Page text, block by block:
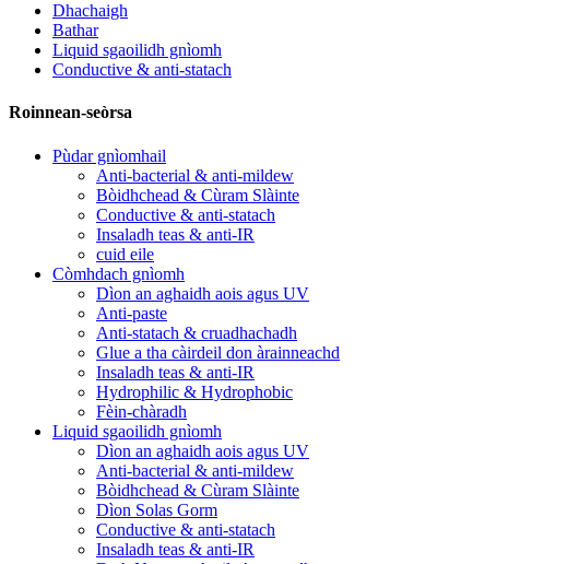
Dhachaigh
Bathar
Liquid sgaoilidh gnìomh
Conductive & anti-statach
Roinnean-seòrsa
Pùdar gnìomhail
Anti-bacterial & anti-mildew
Bòidhchead & Cùram Slàinte
Conductive & anti-statach
Insaladh teas & anti-IR
cuid eile
Còmhdach gnìomh
Dìon an aghaidh aois agus UV
Anti-paste
Anti-statach & cruadhachadh
Glue a tha càirdeil don àrainneachd
Insaladh teas & anti-IR
Hydrophilic & Hydrophobic
Fèin-chàradh
Liquid sgaoilidh gnìomh
Dìon an aghaidh aois agus UV
Anti-bacterial & anti-mildew
Bòidhchead & Cùram Slàinte
Dìon Solas Gorm
Conductive & anti-statach
Insaladh teas & anti-IR